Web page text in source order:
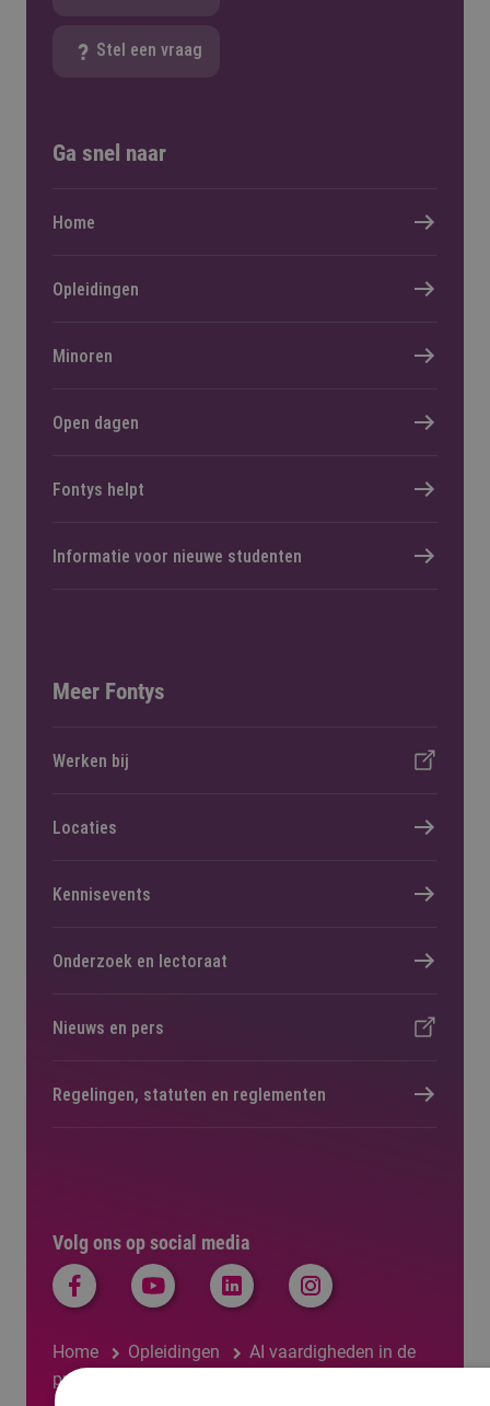
Stel een vraag
Volg ons op social media
Home Opleidingen
AI vaardigheden in de
praktijk (cursus)
Ga snel naar
Home
Opleidingen
Minoren
Open dagen
Fontys helpt
Informatie voor nieuwe studenten
Meer Fontys
Werken bij
Locaties
Kennisevents
Onderzoek en lectoraat
Nieuws en pers
Regelingen, statuten en reglementen